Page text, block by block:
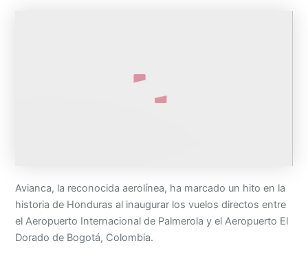
Avianca, la reconocida aerolínea, ha marcado un hito en la
historia de Honduras al inaugurar los vuelos directos entre
el Aeropuerto Internacional de Palmerola y el Aeropuerto El
Dorado de Bogotá, Colombia.